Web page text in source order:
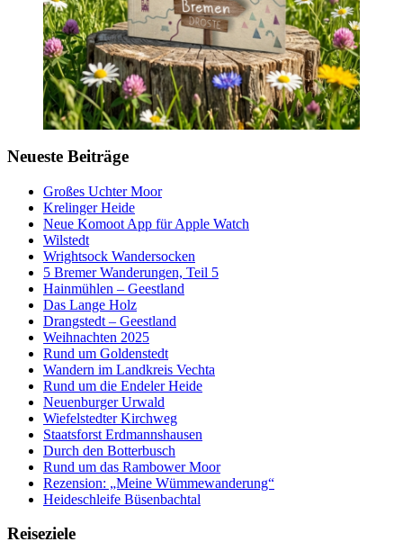
Neueste Beiträge
Großes Uchter Moor
Krelinger Heide
Neue Komoot App für Apple Watch
Wilstedt
Wrightsock Wandersocken
5 Bremer Wanderungen, Teil 5
Hainmühlen – Geestland
Das Lange Holz
Drangstedt – Geestland
Weihnachten 2025
Rund um Goldenstedt
Wandern im Landkreis Vechta
Rund um die Endeler Heide
Neuenburger Urwald
Wiefelstedter Kirchweg
Staatsforst Erdmannshausen
Durch den Botterbusch
Rund um das Rambower Moor
Rezension: „Meine Wümmewanderung“
Heideschleife Büsenbachtal
Reiseziele